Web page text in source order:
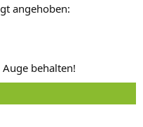
angehoben:
behalten!